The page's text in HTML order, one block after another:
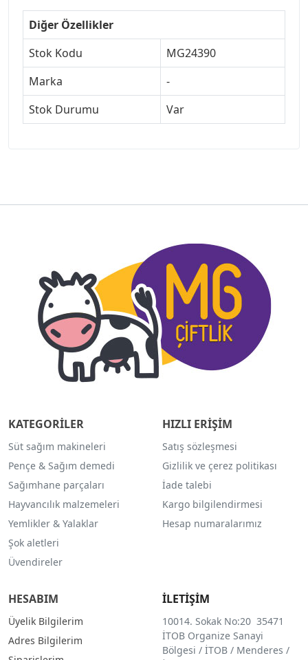
Diğer Özellikler
Stok Kodu
MG24390
Marka
-
Stok Durumu
Var
KATEGORİLER
Süt sağım makineleri
Pençe & Sağım demedi
Sağımhane parçaları
Hayvancılık malzemeleri
Yemlikler & Yalaklar
Şok aletleri
Üvendireler
HIZLI ERİŞİM
Satış sözleşmesi
Gizlilik ve çerez politikası
İade talebi
Kargo bilgilendirmesi
Hesap numaralarımız
HESABIM
Üyelik Bilgilerim
Adres Bilgilerim
İLETİŞİM
10014. Sokak No:20 35471
İTOB Organize Sanayi
Bölgesi / İTOB / Menderes /